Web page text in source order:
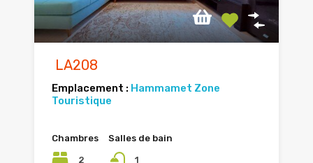
LA208
Emplacement : Hammamet Zone
Touristique
Chambres
2
Salles de bain
1